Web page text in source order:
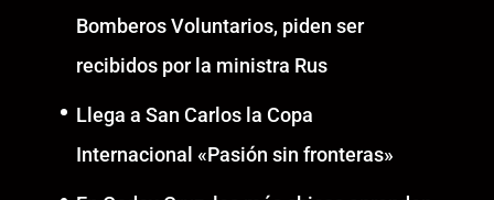
Bomberos Voluntarios, piden ser
recibidos por la ministra Rus
Llega a San Carlos la Copa
Internacional «Pasión sin fronteras»